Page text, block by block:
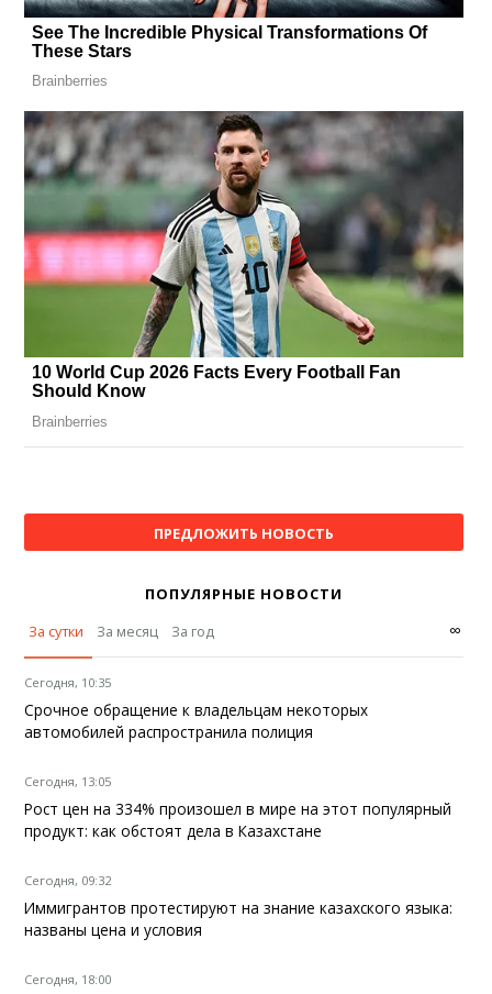
ПРЕДЛОЖИТЬ НОВОСТЬ
ПОПУЛЯРНЫЕ НОВОСТИ
За сутки
За месяц За год ∞
Сегодня, 10:35
Срочное обращение к владельцам некоторых
автомобилей распространила полиция
Сегодня, 13:05
Рост цен на 334% произошел в мире на этот популярный
продукт: как обстоят дела в Казахстане
Сегодня, 09:32
Иммигрантов протестируют на знание казахского языка:
названы цена и условия
Сегодня, 18:00